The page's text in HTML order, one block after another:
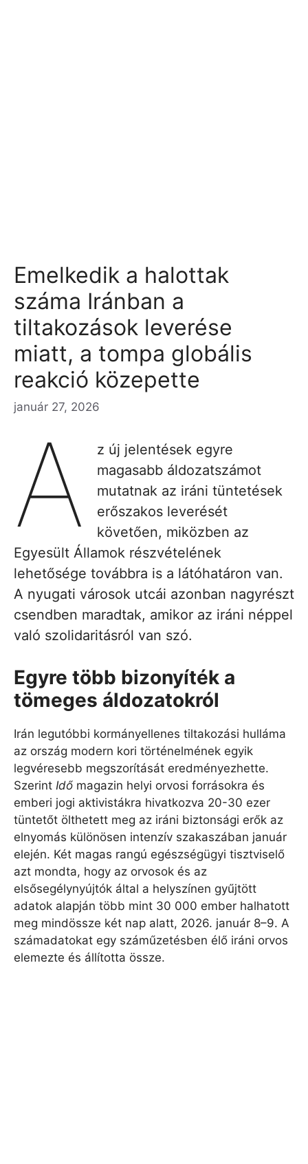
Emelkedik a halottak
száma Iránban a
tiltakozások leverése
miatt, a tompa globális
reakció közepette
január 27, 2026
A
z új jelentések egyre
magasabb áldozatszámot
mutatnak az iráni tüntetések
erőszakos leverését
követően, miközben az
Egyesült Államok részvételének
lehetősége továbbra is a látóhatáron van.
A nyugati városok utcái azonban nagyrészt
csendben maradtak, amikor az iráni néppel
való szolidaritásról van szó.
Egyre több bizonyíték a
tömeges áldozatokról
Irán legutóbbi kormányellenes tiltakozási hulláma
az ország modern kori történelmének egyik
legvéresebb megszorítását eredményezhette.
Szerint Idő magazin helyi orvosi forrásokra és
emberi jogi aktivistákra hivatkozva 20-30 ezer
tüntetőt ölthetett meg az iráni biztonsági erők az
elnyomás különösen intenzív szakaszában január
elején. Két magas rangú egészségügyi tisztviselő
azt mondta, hogy az orvosok és az
elsősegélynyújtók által a helyszínen gyűjtött
adatok alapján több mint 30 000 ember halhatott
meg mindössze két nap alatt, 2026. január 8–9. A
számadatokat egy száműzetésben élő iráni orvos
elemezte és állította össze.